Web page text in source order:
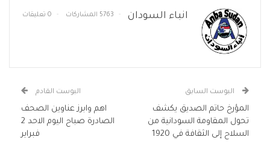
انباء السودان 5763 المشاركات 0 تعليقات
البوست السابق
المؤرخ حاتم الصديق يكشف
تحول المقاومة السودانية من
السلاح إلى الثقافة في 1920
البوست القادم
اهم وابرز عناوين الصحف
الصادرة صباح اليوم الاحد 2
فبراير